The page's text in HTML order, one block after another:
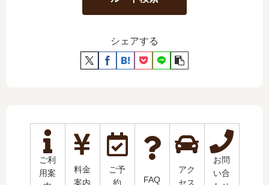
シェアする
ご利
用案
料金
案内
ご予
約
FAQ
アク
セス
お問
い合